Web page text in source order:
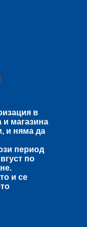
в
и магазина
и няма да
период
по
и се